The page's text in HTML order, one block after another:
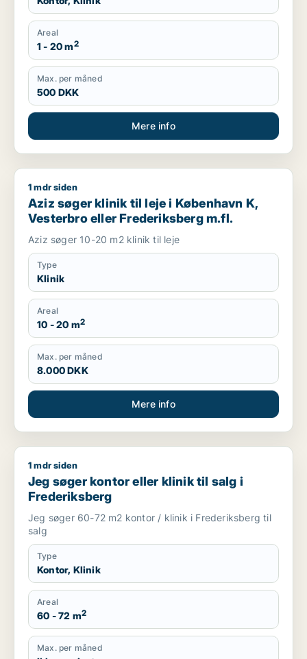
Areal
1 - 20 m2
Max. per måned
500 DKK
Mere info
Aziz søger klinik til leje i København K, Vesterbro eller
1 mdr siden
Aziz søger klinik til leje i København K,
Vesterbro eller Frederiksberg m.fl.
Aziz søger 10-20 m2 klinik til leje
Type
Klinik
Areal
10 - 20 m2
Max. per måned
8.000 DKK
Mere info
Jeg søger kontor eller klinik til salg i Frederiksberg
1 mdr siden
Jeg søger kontor eller klinik til salg i
Frederiksberg
Jeg søger 60-72 m2 kontor / klinik i Frederiksberg til
salg
Type
Kontor, Klinik
Areal
60 - 72 m2
Max. per måned